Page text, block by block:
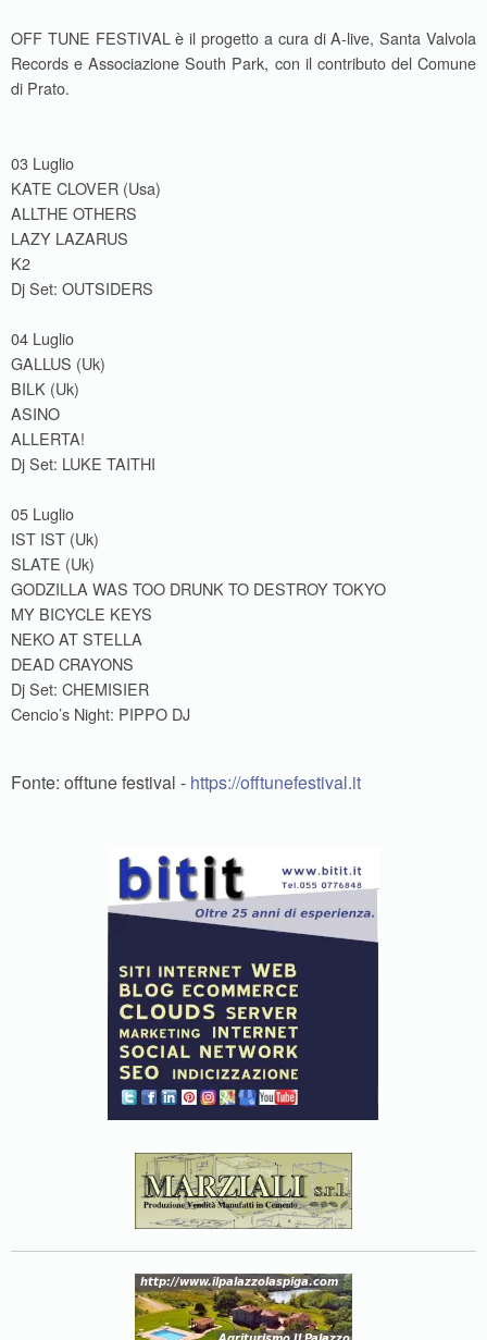
OFF TUNE FESTIVAL è il progetto a cura di A-live, Santa Valvola
Records e Associazione South Park, con il contributo del Comune
di Prato.
03 Luglio
KATE CLOVER (Usa)
ALLTHE OTHERS
LAZY LAZARUS
K2
Dj Set: OUTSIDERS
04 Luglio
GALLUS (Uk)
BILK (Uk)
ASINO
ALLERTA!
Dj Set: LUKE TAITHI
05 Luglio
IST IST (Uk)
SLATE (Uk)
GODZILLA WAS TOO DRUNK TO DESTROY TOKYO
MY BICYCLE KEYS
NEKO AT STELLA
DEAD CRAYONS
Dj Set: CHEMISIER
Cencio’s Night: PIPPO DJ
Fonte: offtune festival - https://offtunefestival.it